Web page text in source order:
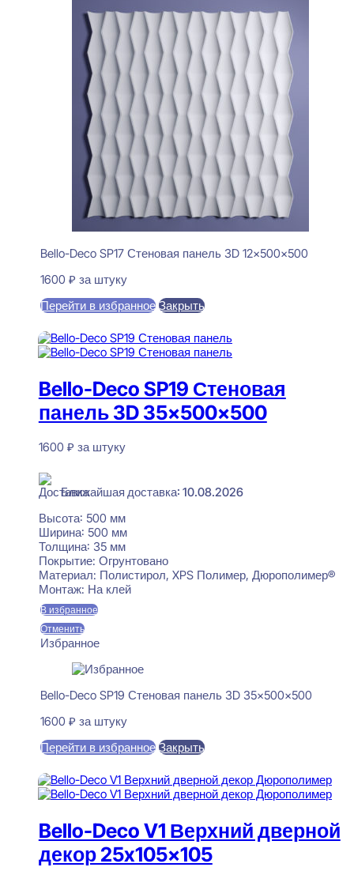
Bello-Deco SP17 Стеновая панель 3D 12x500x500
1600 ₽ за штуку
Перейти в избранное Закрыть
Bello-Deco SP19 Стеновая
панель 3D 35x500x500
1600 ₽ за штуку
Ближайшая доставка: 10.08.2026
Высота: 500 мм
Ширина: 500 мм
Толщина: 35 мм
Покрытие: Огрунтовано
Материал: Полистирол, XPS Полимер, Дюрополимер®
Монтаж: На клей
В избранное
Отменить
Избранное
Bello-Deco SP19 Стеновая панель 3D 35x500x500
1600 ₽ за штуку
Перейти в избранное Закрыть
Bello-Deco V1 Верхний дверной
декор 25x105x105